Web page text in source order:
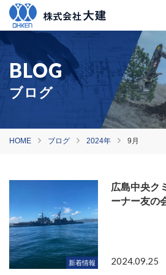
ブログ
HOME ブログ 2024年 9月
新着情報
広島中央ク
ーナー友
2024.09.25